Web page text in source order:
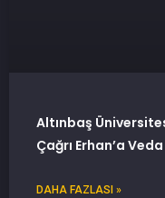
Altınbaş
Çağrı Erhan’a
DAHA FAZLASI »